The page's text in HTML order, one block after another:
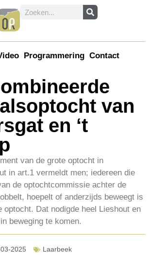
Programmering Contact
van
en ‘t
van de grote optocht in
in art.1 vermeldt men; iedereen die
de optochtcommissie achter de
hoepelt of anderzijds beweegt is
optocht. Dat nodigde heel Lieshout en
beweging te komen.
2025
Laarbeek